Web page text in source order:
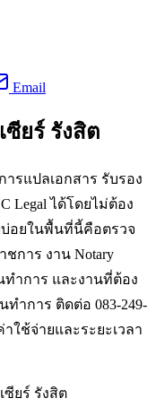
Email
เซียร์ รังสิต
รแปลเอกสาร รับรอง
Legal ได้โดยไม่ต้อง
บ่อยในพื้นที่นี้คือตรวจ
การ งาน Notary
ทำการ และงานที่ต้อง
ทำการ ติดต่อ 083-249-
ใช้จ่ายและระยะเวลา
เซียร์ รังสิต